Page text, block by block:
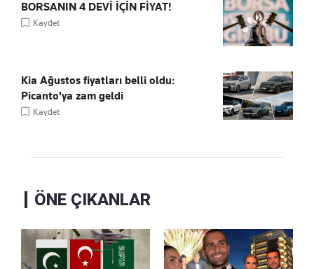
BORSANIN 4 DEVİ İÇİN FİYAT!
Kaydet
Kia Ağustos fiyatları belli oldu:
Picanto'ya zam geldi
Kaydet
ÖNE ÇIKANLAR